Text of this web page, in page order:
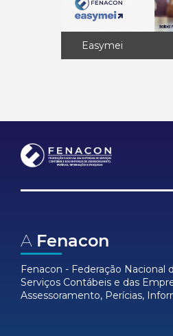
Easymei
A Fenacon
Fenacon - Federação Nacional
Serviços Contábeis e das
Assessoramento, Perícias,